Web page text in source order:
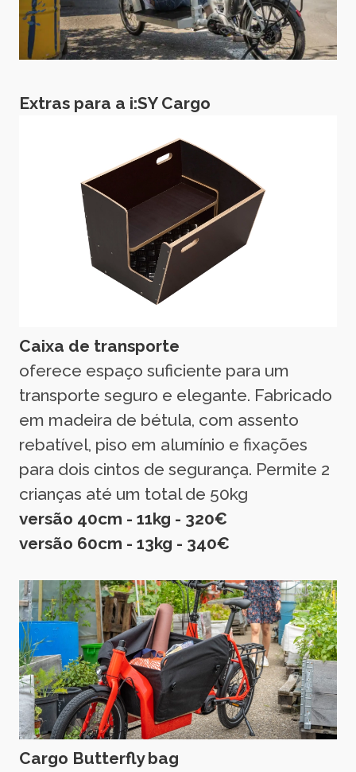
Extras para a i:SY Cargo
Caixa de transporte
oferece espaço suficiente para um
transporte seguro e elegante. Fabricado
em madeira de bétula, com assento
rebatível, piso em alumínio e fixações
para dois cintos de segurança. Permite 2
crianças até um total de 50kg
versão 40cm - 11kg - 320€
versão 60cm - 13kg - 340€
Cargo Butterfly bag